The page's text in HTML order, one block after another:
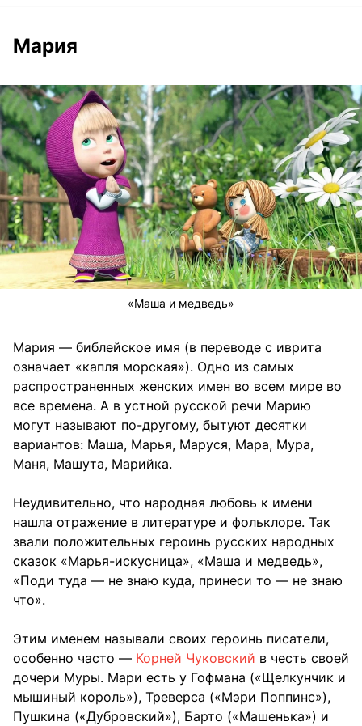
Мария
«Маша и медведь»
Мария — библейское имя (в переводе с иврита
означает «капля морская»). Одно из самых
распространенных женских имен во всем мире во
все времена. А в устной русской речи Марию
могут называют по-другому, бытуют десятки
вариантов: Маша, Марья, Маруся, Мара, Мура,
Маня, Машута, Марийка.
Неудивительно, что народная любовь к имени
нашла отражение в литературе и фольклоре. Так
звали положительных героинь русских народных
сказок «Марья-искусница», «Маша и медведь»,
«Поди туда — не знаю куда, принеси то — не знаю
что».
Этим именем называли своих героинь писатели,
особенно часто — Корней Чуковский в честь своей
дочери Муры. Мари есть у Гофмана («Щелкунчик и
мышиный король»), Треверса («Мэри Поппинс»),
Пушкина («Дубровский»), Барто («Машенька») и